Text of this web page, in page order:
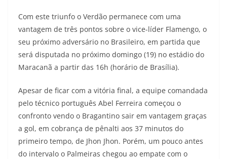
Com este triunfo o Verdão permanece com uma
vantagem de três pontos sobre o vice-líder Flamengo, o
seu próximo adversário no Brasileiro, em partida que
será disputada no próximo domingo (19) no estádio do
Maracanã a partir das 16h (horário de Brasília).
Apesar de ficar com a vitória final, a equipe comandada
pelo técnico português Abel Ferreira começou o
confronto vendo o Bragantino sair em vantagem graças
a gol, em cobrança de pênalti aos 37 minutos do
primeiro tempo, de Jhon Jhon. Porém, um pouco antes
do intervalo o Palmeiras chegou ao empate com o